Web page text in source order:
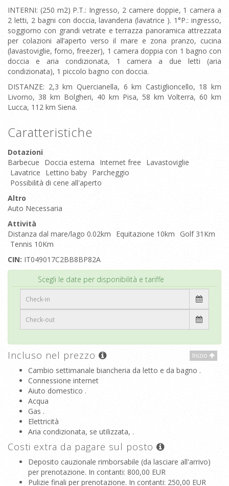
INTERNI: (250 m2) P.T.: Ingresso, 2 camere doppie, 1 camera a
2 letti, 2 bagni con doccia, lavanderia (lavatrice ). 1°P.: ingresso,
soggiorno con grandi vetrate e terrazza panoramica attrezzata
per colazioni all’aperto verso il mare e zona pranzo, cucina
(lavastoviglie, forno, freezer), 1 camera doppia con 1 bagno con
doccia e aria condizionata, 1 camera a due letti (aria
condizionata), 1 piccolo bagno con doccia.
DISTANZE: 2,3 km Quercianella, 6 km Castiglioncello, 18 km
Livorno, 38 km Bolgheri, 40 km Pisa, 58 km Volterra, 60 km
Lucca, 112 km Siena.
Caratteristiche
Dotazioni
Barbecue
Doccia esterna Internet free
Lavastoviglie
Lavatrice
Lettino baby Parcheggio
Possibilità di cene all'aperto
Altro
Auto Necessaria
Attività
Distanza dal mare/lago 0.02km
Equitazione 10km
Golf 31Km
Tennis 10Km
CIN: IT049017C2BB8BP82A
Scegli le date per disponibilità e tariffe
Inizio
Incluso nel prezzo
Cambio settimanale biancheria da letto e da bagno .
Connessione internet
Aiuto domestico .
Acqua
Gas .
Elettricità
Aria condizionata, se utilizzata, .
Costi extra da pagare sul posto
Deposito cauzionale rimborsabile (da lasciare all'arrivo)
per prenotazione. In contanti: 800,00 EUR
Pulizie finali per prenotazione. In contanti: 250,00 EUR